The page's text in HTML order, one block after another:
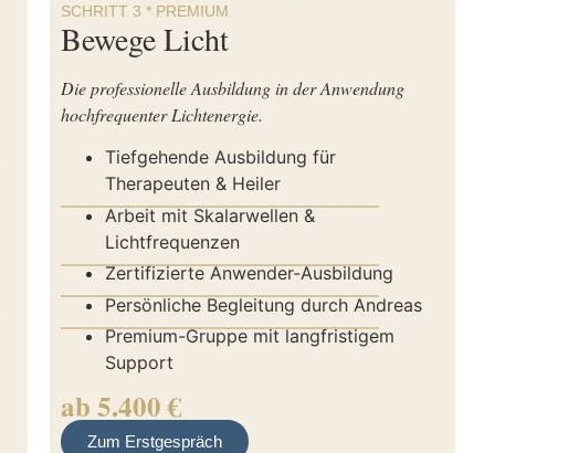
SCHRITT 3 * PREMIUM
Bewege Licht
Die professionelle Ausbildung in der Anwendung
hochfrequenter Lichtenergie.
Tiefgehende Ausbildung für
Therapeuten & Heiler
——————————————————
Arbeit mit Skalarwellen &
Lichtfrequenzen
——————————————————
Zertifizierte Anwender-Ausbildung
——————————————————
Persönliche Begleitung durch Andreas
——————————————————
Premium-Gruppe mit langfristigem
Support
ab 5.400 €
Zum Erstgespräch